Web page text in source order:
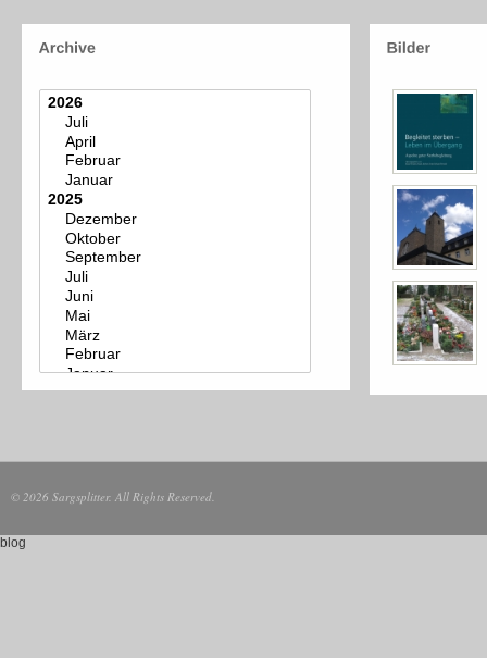
© 2026 Sargsplitter. All Rights Reserved.
blog